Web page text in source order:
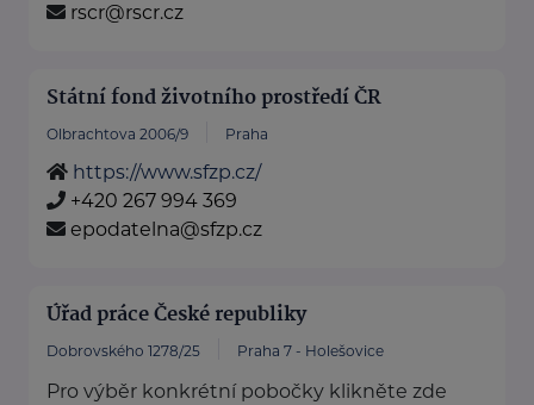
rscr@rscr.cz
Státní fond životního prostředí ČR
Olbrachtova 2006/9 Praha
https://www.sfzp.cz/
+420 267 994 369
epodatelna@sfzp.cz
Úřad práce České republiky
Dobrovského 1278/25 Praha 7 - Holešovice
Pro výběr konkrétní pobočky klikněte zde